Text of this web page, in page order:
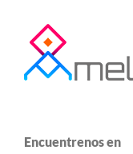
Encuentrenos en